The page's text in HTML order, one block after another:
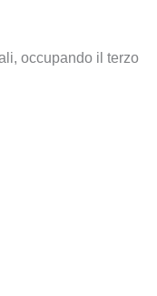
occupando il terzo